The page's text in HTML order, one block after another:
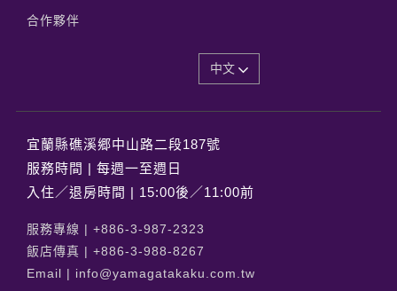
合作夥伴
中文
宜蘭縣礁溪郷中山路二段187號
服務時間 | 每週一至週日
入住／退房時間 | 15:00後／11:00前
服務專線 | +886-3-987-2323
飯店傳真 | +886-3-988-8267
Email | info@yamagatakaku.com.tw